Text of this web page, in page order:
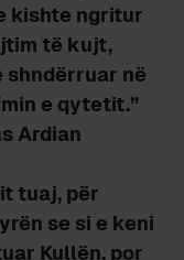
kishte ngritur
të kujt,
shndërruar në
e qytetit.”
Ardian
tuaj, për
se si e keni
Kullën, por